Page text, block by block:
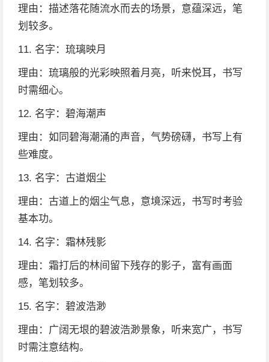
理由：描述落花随流水而去的场景，意蕴深远，笔
划较多。
11. 名字：琉璃映月
理由：琉璃般的光彩映照着月亮，听来悦耳，书写
时需细心。
12. 名字：碧海潮声
理由：如同碧海潮涌的声音，气势磅礴，书写上有
些难度。
13. 名字：古道烟尘
理由：古道上的烟尘气息，意境深远，书写时考验
基本功。
14. 名字：霜林残影
理由：霜打后的林间留下残存的影子，富有画面
感，笔划较多。
15. 名字：碧波浩渺
理由：广阔无垠的碧波浩渺景象，听来宽广，书写
时需注意结构。